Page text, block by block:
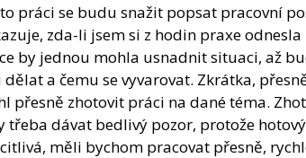
práci se budu snažit popsat pracovní
zda-li jsem si z hodin praxe
by jednou mohla usnadnit situaci, až
dělat a čemu se vyvarovat. Zkrátka,
přesně zhotovit práci na dané téma.
třeba dávat bedlivý pozor, protože
měli bychom pracovat přesně,